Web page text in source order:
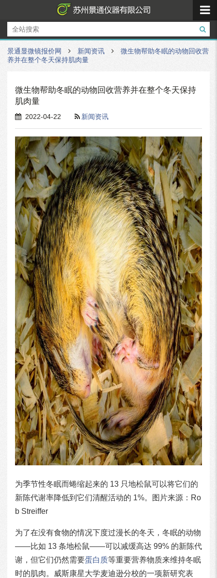
景通显微镜报价网 新闻资讯
微生物帮助冬眠的动物回收营
养并在整个冬天保持肌肉量
微生物帮助冬眠的动物回收营养并在整个冬天保持
肌肉量
2022-04-22 新闻资讯
为季节性冬眠而蜷缩起来的 13 只地松鼠可以将它们的
新陈代谢率降低到它们清醒活动的 1%。图片来源：Ro
b Streiffer
为了在没有食物的情况下度过漫长的冬天，冬眠的动物
——比如 13 条地松鼠——可以减缓高达 99% 的新陈代
谢，但它们仍然需要蛋白质等重要营养物质来维持冬眠
时的肌肉。威斯康星大学麦迪逊分校的一项新研究表